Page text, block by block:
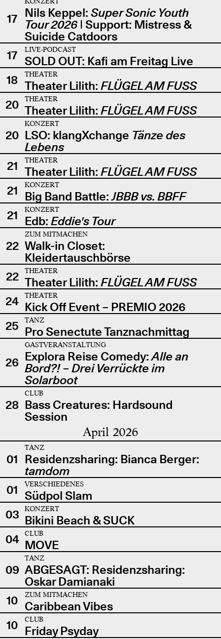
17 Nils Keppel: Super Sonic Youth
Tour 2026| Support: Mistress &
Suicide Catdoors
17
LIVE-PODCAST
SOLD OUT: Kafi am Freitag Live
18
THEATER
Theater Lilith: FLÜGEL AM FUSS
20
THEATER
Theater Lilith: FLÜGEL AM FUSS
20
KONZERT
LSO: klangXchange Tänze des
Lebens
21
THEATER
Theater Lilith: FLÜGEL AM FUSS
21
KONZERT
Big Band Battle:JBBB vs. BBFF
21
KONZERT
Edb: Eddie's Tour
22
ZUM MITMACHEN
Walk-in Closet:
Kleidertauschbörse
22
THEATER
Theater Lilith: FLÜGEL AM FUSS
24
THEATER
Kick Off Event – PREMIO 2026
25
TANZ
Pro Senectute Tanznachmittag
26
GASTVERANSTALTUNG
Explora Reise Comedy:Alle an
Bord?! – Drei Verrückte im
Solarboot
28
CLUB
Bass Creatures: Hardsound
Session
April 2026
01
TANZ
Residenzsharing: Bianca Berger:
tamdom
01
VERSCHIEDENES
Südpol Slam
03
KONZERT
Bikini Beach & SUCK
04
CLUB
MOVE
09
TANZ
ABGESAGT: Residenzsharing:
Oskar Damianaki
10
ZUM MITMACHEN
Caribbean Vibes
10
CLUB
Friday Psyday